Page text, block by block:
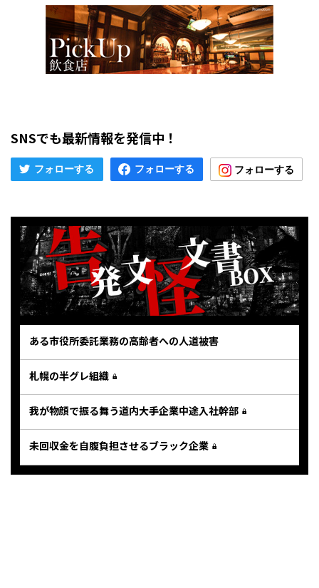
SNSでも最新情報を発信中！
ある市役所委託業務の高齢者への人道被害
札幌の半グレ組織
我が物顔で振る舞う道内大手企業中途入社幹部
未回収金を自腹負担させるブラック企業